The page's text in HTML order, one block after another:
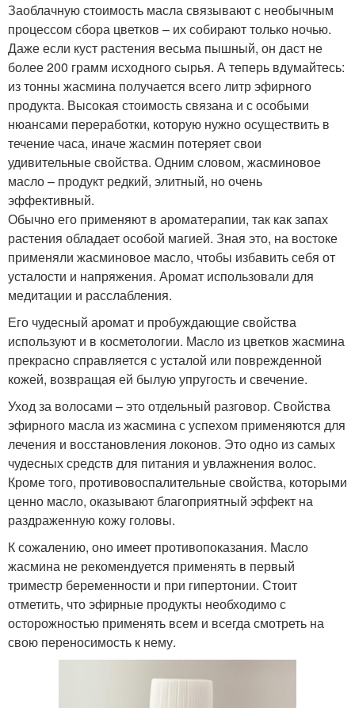
Заоблачную стоимость масла связывают с необычным
процессом сбора цветков – их собирают только ночью.
Даже если куст растения весьма пышный, он даст не
более 200 грамм исходного сырья. А теперь вдумайтесь:
из тонны жасмина получается всего литр эфирного
продукта. Высокая стоимость связана и с особыми
нюансами переработки, которую нужно осуществить в
течение часа, иначе жасмин потеряет свои
удивительные свойства. Одним словом, жасминовое
масло – продукт редкий, элитный, но очень
эффективный.
Обычно его применяют в ароматерапии, так как запах
растения обладает особой магией. Зная это, на востоке
применяли жасминовое масло, чтобы избавить себя от
усталости и напряжения. Аромат использовали для
медитации и расслабления.
Его чудесный аромат и пробуждающие свойства
используют и в косметологии. Масло из цветков жасмина
прекрасно справляется с усталой или поврежденной
кожей, возвращая ей былую упругость и свечение.
Уход за волосами – это отдельный разговор. Свойства
эфирного масла из жасмина с успехом применяются для
лечения и восстановления локонов. Это одно из самых
чудесных средств для питания и увлажнения волос.
Кроме того, противовоспалительные свойства, которыми
ценно масло, оказывают благоприятный эффект на
раздраженную кожу головы.
К сожалению, оно имеет противопоказания. Масло
жасмина не рекомендуется применять в первый
триместр беременности и при гипертонии. Стоит
отметить, что эфирные продукты необходимо с
осторожностью применять всем и всегда смотреть на
свою переносимость к нему.